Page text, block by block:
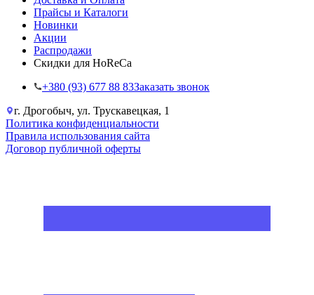
Прайсы и Каталоги
Новинки
Акции
Распродажи
Скидки для HoReCa
+38‎0 (93) 677 88 83Заказать звонок
г. Дрогобыч, ул. Трускавецкая, 1
Политика конфиденциальности
Правила использования сайта
Договор публичной оферты